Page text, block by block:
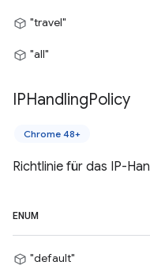
"travel"
"all"
IPHandlingPolicy
Chrome 48+
Richtlinie für das IP-
ENUM
"default"